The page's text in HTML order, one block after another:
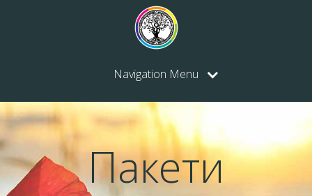
Navigation Menu
Пакети